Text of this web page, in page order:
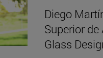
Diego
Superior
Glass